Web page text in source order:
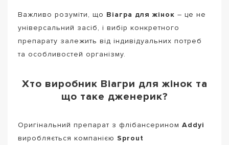
Важливо розуміти, що Віагра для жінок – це не
універсальний засіб, і вибір конкретного
препарату залежить від індивідуальних потреб
та особливостей організму.
Хто виробник Віагри для жінок та
що таке дженерик?
Оригінальний препарат з флібансерином Addyi
виробляється компанією Sprout